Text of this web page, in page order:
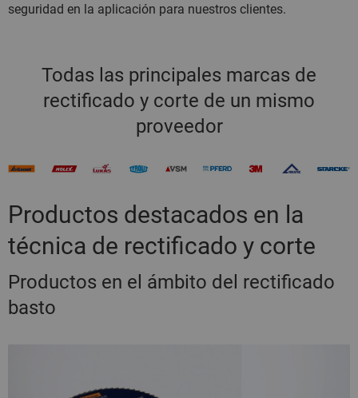
seguridad en la aplicación para nuestros clientes.
Todas las principales marcas de
rectificado y corte de un mismo
proveedor
Productos destacados en la
técnica de rectificado y corte
Productos en el ámbito del rectificado
basto